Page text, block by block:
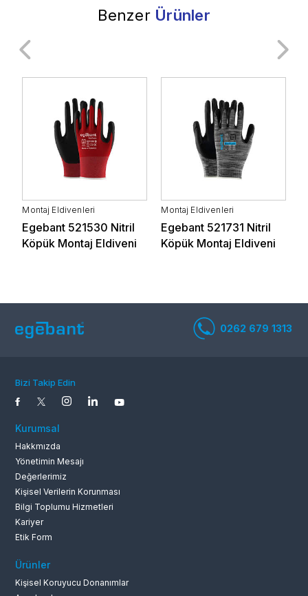
Benzer Ürünler
Montaj Eldivenleri
Egebant 521530 Nitril
Köpük Montaj Eldiveni
Montaj Eldivenleri
Egebant 521731 Nitril
Köpük Montaj Eldiveni
Bizi Takip Edin
Kurumsal
Hakkmızda
Yönetimin Mesajı
Değerlerimiz
Kişisel Verilerin Korunması
Bilgi Toplumu Hizmetleri
Kariyer
Etik Form
Ürünler
Kişisel Koruyucu Donanımlar